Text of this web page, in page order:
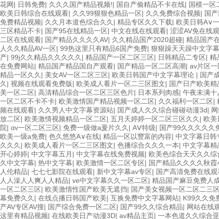
花网| 日韩免费| 久久久国产精品视频!| 国自产偷精品不卡在线| 国模一区
欧美日韩综合在线观看| 久久99狠狠色精品一区| 久久免费综合视频| 国
免费精品视频| 久久月本道色综合久久 | 精品专区久久下载| 欧美日韩A∨
三区精品不卡| 国产95在线精品一区| 中文在线在线观看| 涩涩AV免在线
二区在线观看| 国产精品久久久久AV| 久久精品国产2020超碰| 精品国产
人久久精品AV一区| 99热这里只有精品6国产免费| 狠狠躁天天躁中文字
产| 99j久久精品久久久久久 | 精品国产一区二区三区| 日韩精品二专区| 精
在免费网站| 精品国产精品国自产观看| 国产精品一区二区高潮| av片区
精品一区久久 | 美女AV一区二区三区| 欧美日韩国产中文字幕理论 | 国产
久 | 视频在线观看免费版| 欧美成人看片一区二三区图文| 国产日产欧美
美一区二区| 高清精品综合一区二区三区色片| 日本系列肉感| 午夜未满十
一区二区不卡不卡| 欧美激情国产精品视频一区二区| 久久福利一区二区|
频在线观看| 久久男人中文字幕资源站| 国产成人久久综合碰碰动漫3d|
放二区| 欧美激情视频精品一区二区| 五月天婷婷一区二区三区久久 | 欧
院| αv一区二区三区| 免费一级做a爰片久久 | AⅤ特级| 国产99久久久久久
欧美一级a免费| 色久悠悠A∨在线| 精品一区以豐富的內容| 中文字幕日韩
久久久 | 欧美成人看片一区二三区图文| 色播综合久久久一本| 中文字幕精
开心婷婷| 中文字幕五月 | 中文字幕在线免费视频| 欧美色综合天天久久综
久中文字幕| 热中文字幕| 欧美激情一区二区专区| 国产精品久久久久秋霞
人伦精品| 七七七影院在线观看| 新中文字幕av专区| 国产高清免费在线
人人澡人人爽人人精品| ve中文字幕久久一区二区| 精品国产麻豆免费人
一区二区三区| 欧美激情性国产欧美无遮挡| 国产美女视频一区二区二三
幕免费久久 | 在线点播日韩国产欧美| 互换免费中文字幕网站| K99久久免
产AV专区AV搜| 国产综合免费一区二区| 国产99久久综合精品| 网站在线
这里有精品视频| 在线欧美日产动漫3D| av精品主页| 一本色道久久综合